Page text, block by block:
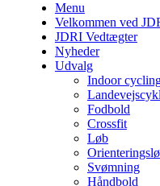
Menu
Velkommen ved
JDRI Vedtægter
Nyheder
Udvalg
Indoor
Fodbold
Crossfit
Løb
Svømning
Håndbold